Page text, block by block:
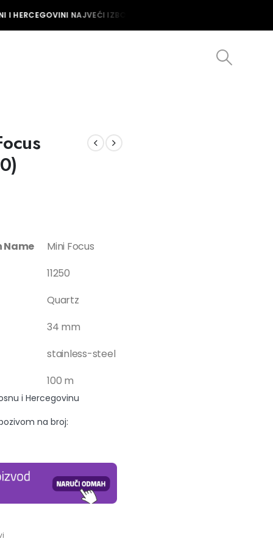
NAJVEĆI IZBOR MUŠKIH I ŽENSKIH SATOVA U
Name
Mini Focus
11250
Quartz
34 mm
stainless-steel
100 m
i Hercegovinu
na broj: